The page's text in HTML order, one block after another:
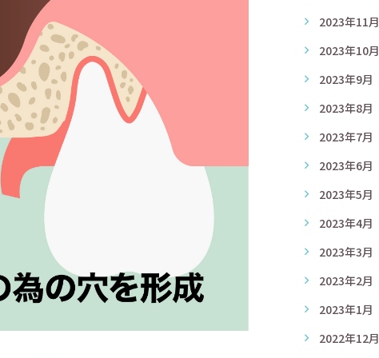
2023年11月
2023年10月
2023年9月
2023年8月
2023年7月
2023年6月
2023年5月
2023年4月
2023年3月
2023年2月
2023年1月
2022年12月